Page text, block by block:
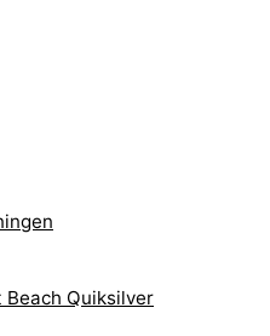
Quiksilver